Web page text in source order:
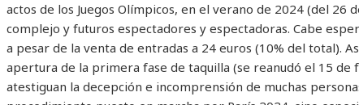
actos de los Juegos Olímpicos, en el verano de 2024 (del
complejo y futuros espectadores y espectadoras. Cabe
a pesar de la venta de entradas a 24 euros (10% del total).
apertura de la primera fase de taquilla (se reanudó el 15 de
atestiguan la decepción e incomprensión de muchas